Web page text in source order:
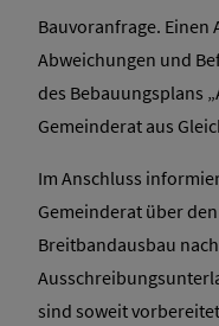
Bauvoranfrage. Einen
Abweichungen und
des Bebauungsplans
Gemeinderat aus
Im Anschluss
Gemeinderat über
Breitbandausbau
sind soweit